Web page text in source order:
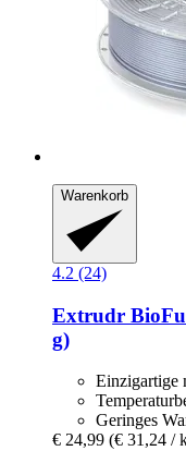
Warenkorb
4.2 (24)
Extrudr
g)
Einzigartige
Geringes
€ 24,99 (€ 31,24 /